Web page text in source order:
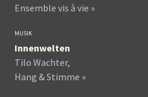
Ensemble vis à vie »
MUSIK
Innenwelten
Tilo Wachter,
Hang & Stimme »